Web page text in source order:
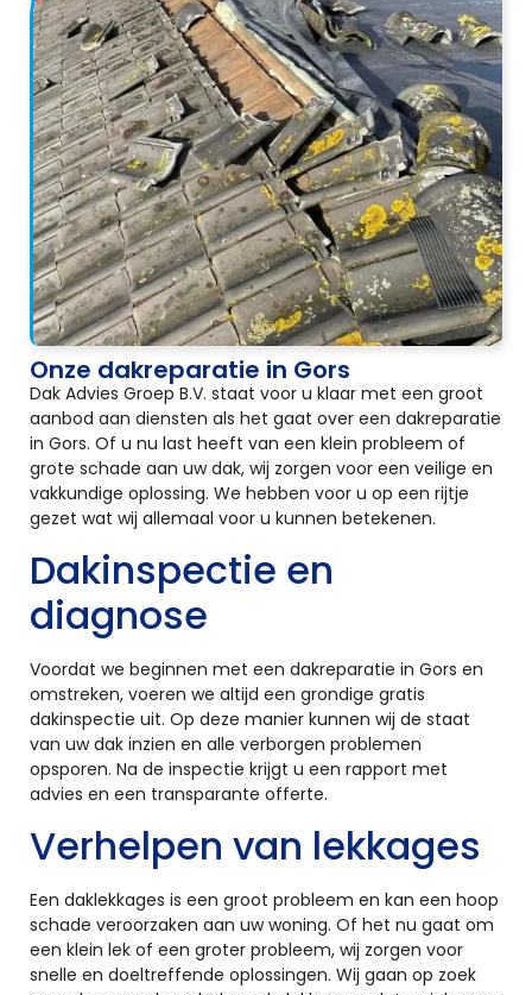
Onze dakreparatie in Gors
Dak Advies Groep B.V. staat voor u klaar met een groot
aanbod aan diensten als het gaat over een dakreparatie
in Gors. Of u nu last heeft van een klein probleem of
grote schade aan uw dak, wij zorgen voor een veilige en
vakkundige oplossing. We hebben voor u op een rijtje
gezet wat wij allemaal voor u kunnen betekenen.
Dakinspectie en
diagnose
Voordat we beginnen met een dakreparatie in Gors en
omstreken, voeren we altijd een grondige gratis
dakinspectie uit. Op deze manier kunnen wij de staat
van uw dak inzien en alle verborgen problemen
opsporen. Na de inspectie krijgt u een rapport met
advies en een transparante offerte.
Verhelpen van lekkages
Een daklekkages is een groot probleem en kan een hoop
schade veroorzaken aan uw woning. Of het nu gaat om
een klein lek of een groter probleem, wij zorgen voor
snelle en doeltreffende oplossingen. Wij gaan op zoek